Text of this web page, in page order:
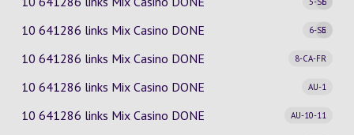
10 641286 links Mix Casino
6-SE
5
DONE
10 641286 links Mix Casino
8-CA-FR
DONE
10 641286 links Mix Casino
AU-1
DONE
10 641286 links Mix Casino
AU-10-11
DONE